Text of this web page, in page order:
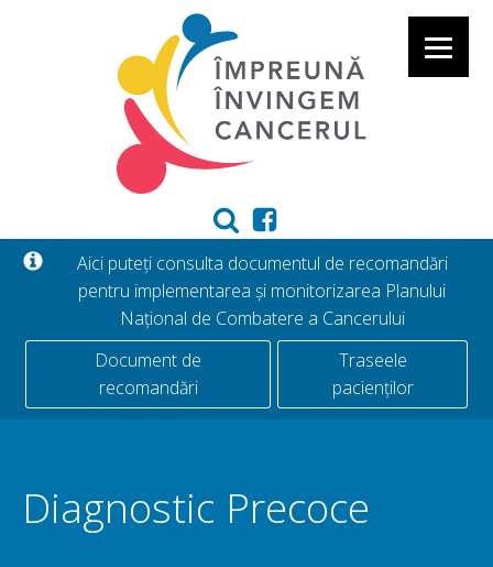
Aici puteți consulta documentul de recomandări
pentru implementarea și monitorizarea Planului
Național de Combatere a Cancerului
Document de
recomandări
Traseele
pacienților
Diagnostic Precoce